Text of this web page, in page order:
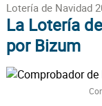
Lotería de Navidad
La Lotería
por Bizum